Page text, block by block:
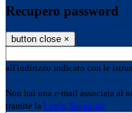
Recupero password
button close ×
all'indirizzo indicato con le
Non hai una e-mail associata al
tramite la Login Spaggiari